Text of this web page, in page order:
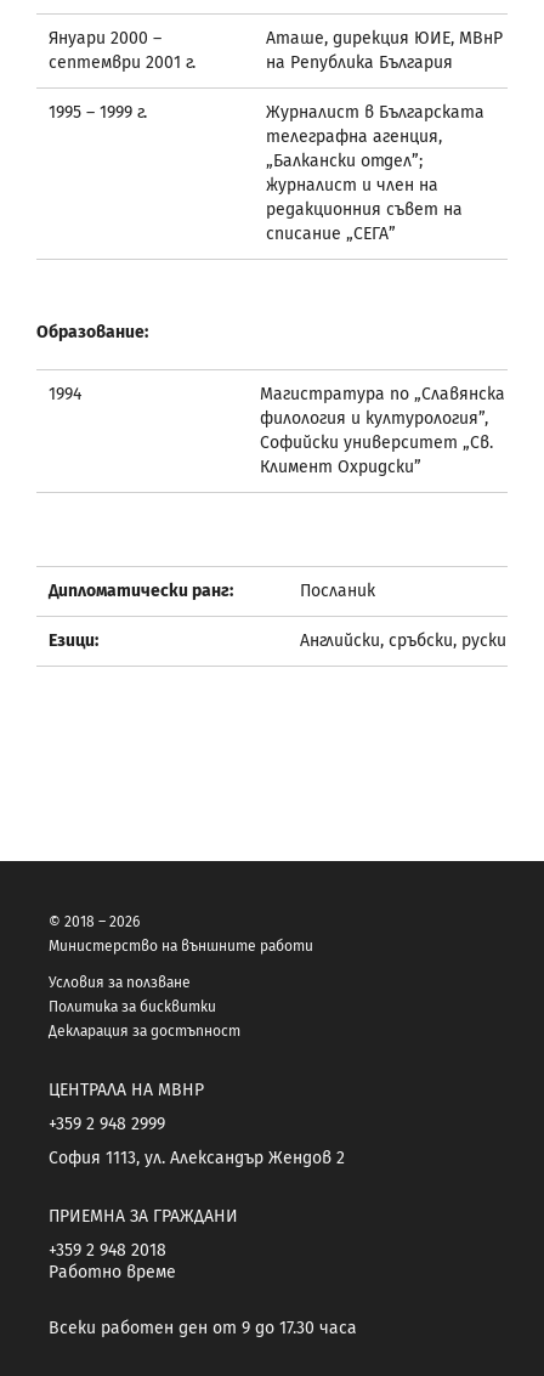
Януари 2000 –
септември 2001 г.
Аташе, дирекция ЮИЕ, МВнР
на Република България
1995 – 1999 г.
Журналист в Българската
телеграфна агенция,
„Балкански отдел”;
журналист и член на
редакционния съвет на
списание „СЕГА”
Образование:
1994
Магистратура по „Славянска
филология и културология”,
Софийски университет „Св.
Климент Охридски”
Дипломатически ранг: Посланик
Езици: Английски, сръбски, руски
© 2018 – 2026
Министерство на външните работи
Условия за ползване
Политика за бисквитки
Декларация за достъпност
ЦЕНТРАЛА НА МВНР
+359 2 948 2999
София 1113, ул. Александър Жендов 2
ПРИЕМНА ЗА ГРАЖДАНИ
+359 2 948 2018
Работно време
Всеки работен ден от 9 до 17.30 часа